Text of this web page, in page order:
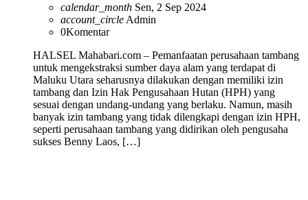
calendar_month Sen, 2 Sep 2024
account_circle Admin
0Komentar
HALSEL Mahabari.com – Pemanfaatan perusahaan tambang
untuk mengekstraksi sumber daya alam yang terdapat di
Maluku Utara seharusnya dilakukan dengan memiliki izin
tambang dan Izin Hak Pengusahaan Hutan (HPH) yang
sesuai dengan undang-undang yang berlaku. Namun, masih
banyak izin tambang yang tidak dilengkapi dengan izin HPH,
seperti perusahaan tambang yang didirikan oleh pengusaha
sukses Benny Laos, […]